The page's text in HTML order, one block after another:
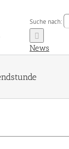
Suche nach:
News